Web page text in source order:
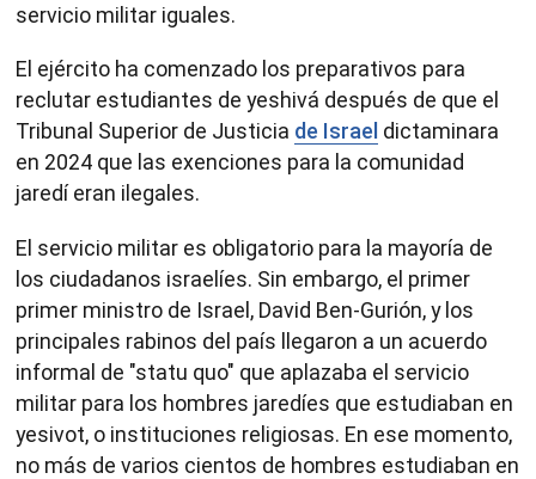
servicio militar iguales.
El ejército ha comenzado los preparativos para
reclutar estudiantes de yeshivá después de que el
Tribunal Superior de Justicia de Israel dictaminara
en 2024 que las exenciones para la comunidad
jaredí eran ilegales.
El servicio militar es obligatorio para la mayoría de
los ciudadanos israelíes. Sin embargo, el primer
primer ministro de Israel, David Ben-Gurión, y los
principales rabinos del país llegaron a un acuerdo
informal de "statu quo" que aplazaba el servicio
militar para los hombres jaredíes que estudiaban en
yesivot, o instituciones religiosas. En ese momento,
no más de varios cientos de hombres estudiaban en